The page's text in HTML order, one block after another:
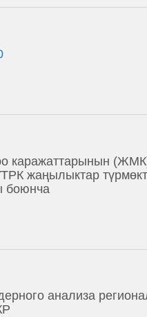
каражаттарынын
жаңылыктар
боюнча
анализа